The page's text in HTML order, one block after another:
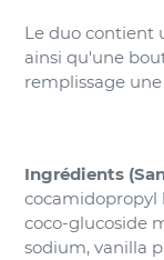
Le duo contient
ainsi qu'une
remplissage
Ingrédients
cocamidopropyl
coco-glucoside
sodium, vanilla